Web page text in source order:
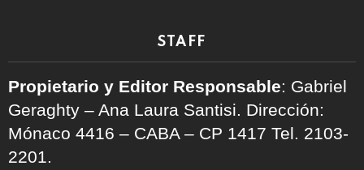
STAFF
Propietario y Editor Responsable: Gabriel
Geraghty – Ana Laura Santisi. Dirección:
Mónaco 4416 – CABA – CP 1417 Tel. 2103-
2201.